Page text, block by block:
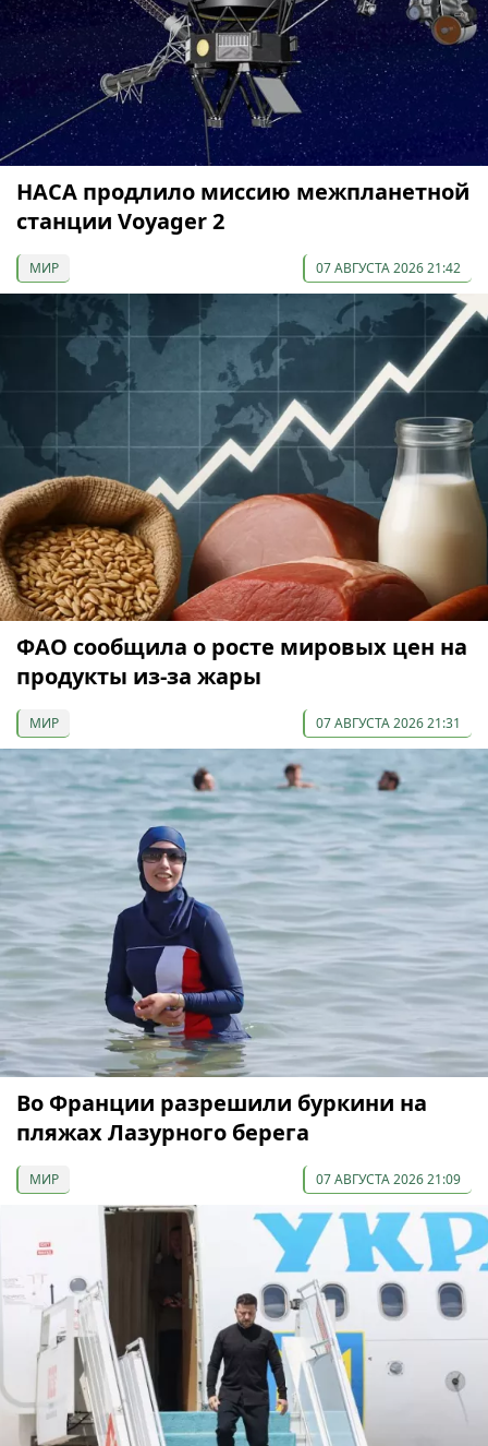
НАСА продлило миссию межпланетной
станции Voyager 2
МИР 07 АВГУСТА 2026 21:42
ФАО сообщила о росте мировых цен на
продукты из-за жары
МИР 07 АВГУСТА 2026 21:31
Во Франции разрешили буркини на
пляжах Лазурного берега
МИР 07 АВГУСТА 2026 21:09